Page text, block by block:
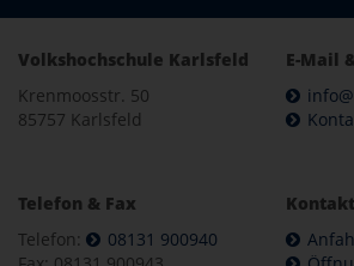
Volkshochschule Karlsfeld
Krenmoosstr. 50
85757 Karlsfeld
E-Mail
Telefon & Fax
Telefon:
08131 900940